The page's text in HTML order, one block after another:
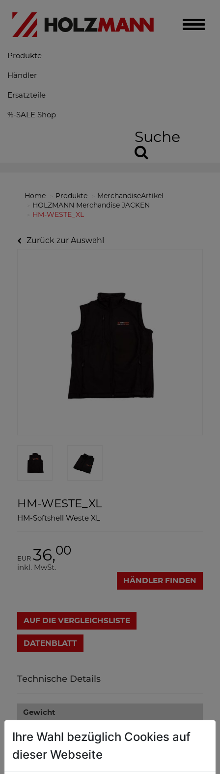
Toggle
Produkte
Händler
Ersatzteile
%-SALE Shop
Suche
Home Produkte
MerchandiseArtikel
HOLZMANN Merchandise JACKEN
HM-WESTE_XL
Zurück zur Auswahl
HM-WESTE_XL
HM-Softshell Weste XL
EUR 36,00
inkl. MwSt.
HÄNDLER FINDEN
AUF DIE VERGLEICHSLISTE
DATENBLATT
Technische Details
Gewicht
0.13
Ihre Wahl bezüglich Cookies auf
dieser Webseite